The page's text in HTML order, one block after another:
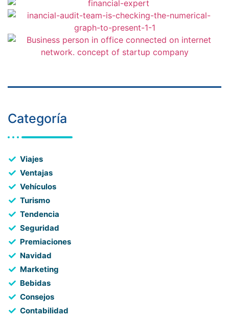
Categoría
Viajes
Ventajas
Vehículos
Turismo
Tendencia
Seguridad
Premiaciones
Navidad
Marketing
Bebidas
Consejos
Contabilidad